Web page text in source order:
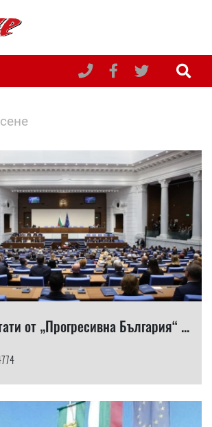
от „Прогресивна България“ ...